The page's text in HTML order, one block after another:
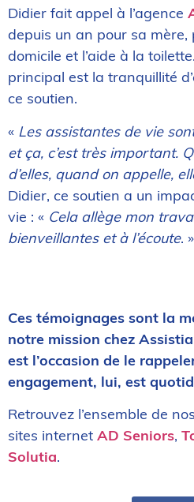
Didier fait appel à l’agence
depuis un an pour sa mère,
domicile et l’aide à la
principal est la tranquillité
ce soutien.
« Les assistantes de vie
et ça, c’est très important.
d’elles, quand on appelle,
Didier, ce soutien a un
vie : « Cela allège mon
bienveillantes et à l’écoute. »
Ces témoignages sont la
notre mission chez
est l’occasion de le
engagement, lui, est
Retrouvez l’ensemble de
sites internet AD Seniors,
Solutia.